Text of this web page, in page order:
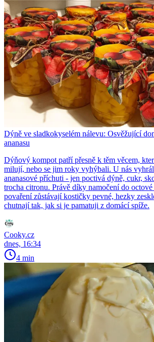
Dýně ve sladkokyselém nálevu: Osvěžující
ananasu
Dýňový kompot patří přesně k těm věcem,
milují, nebo se jim roky vyhýbali. U nás
ananasové příchuti - jen poctivá dýně, cukr,
trocha citronu. Právě díky namočení do
povaření zůstávají kostičky pevné, hezky
chutnají tak, jak si je pamatuji z domácí spíže.
Cooky.cz
dnes, 16:34
4 min